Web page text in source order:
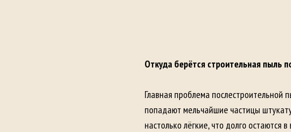
Откуда берётся строительная пыль
Главная проблема послестроительной
попадают мельчайшие частицы
настолько лёгкие, что долго остаются